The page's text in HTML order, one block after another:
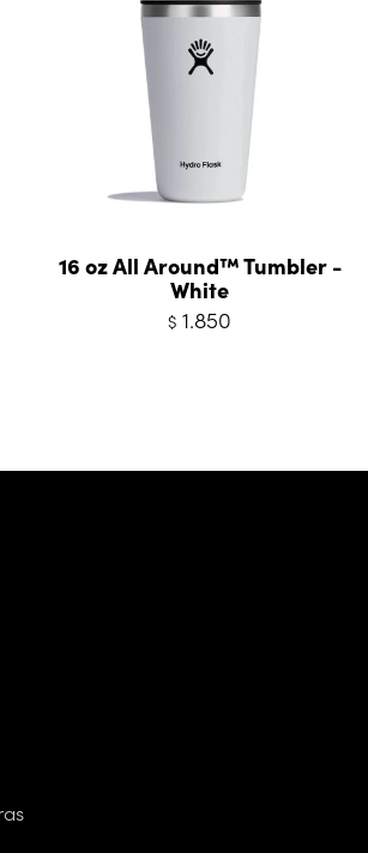
16 oz All Around™ Tumbler -
White
$ 1.850